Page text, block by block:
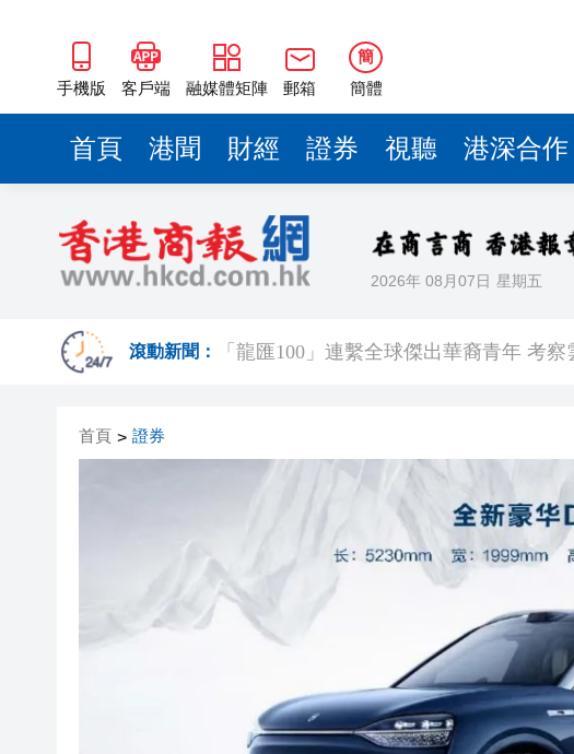
手機版 客戶端 融媒體矩陣 郵箱
簡
簡體
首頁 港聞 財經 證券 視聽 港深合作
2026年 08月07日 星期五
滾動新聞：
「龍匯100」連繫全球傑出華裔青年 考
「構建照顧者友善職場與企業未來」研討
國家稅務總局：對境外保險收益徵稅並
本港截至7月底外匯儲備資產增至4478億
有片丨泰國校園槍擊案致7死15傷 槍手
首頁 > 證券